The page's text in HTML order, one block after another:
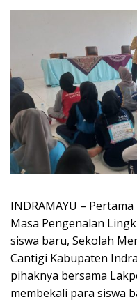
INDRAMAYU –
Masa Pengenalan
siswa baru, Sekolah
Cantigi Kabupaten
pihaknya bersama
membekali para siswa